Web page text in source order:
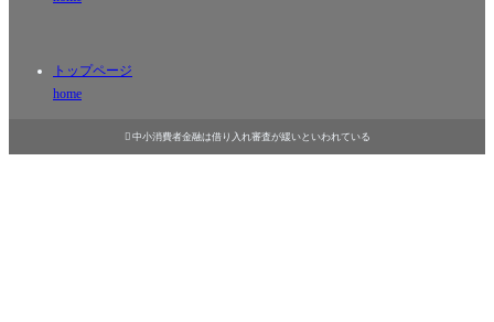
トップページ
home
 中小消費者金融は借り入れ審査が緩いといわれている